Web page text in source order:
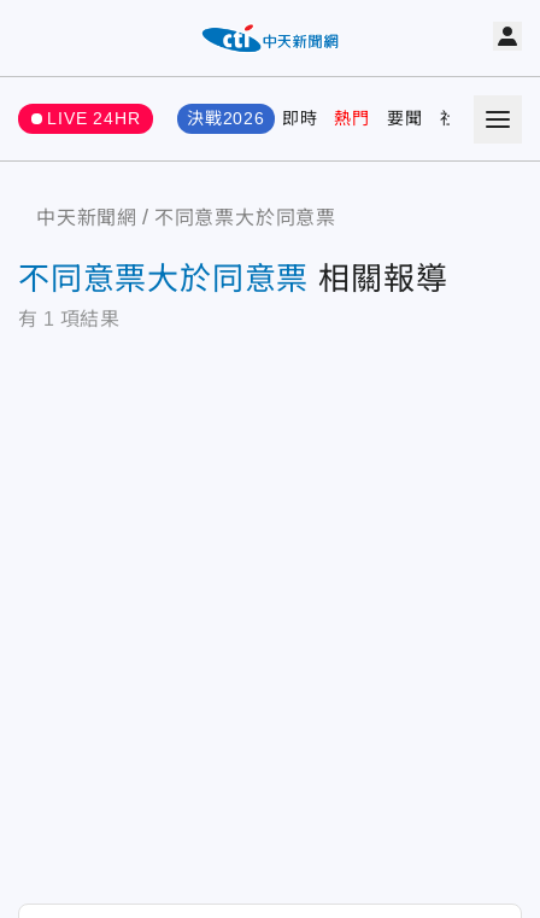
LIVE 24HR 決戰2026 即時 熱門 要聞 社會 娛樂
中天新聞網 不同意票大於同意票
不同意票大於同意票 相關報導
有 1 項結果